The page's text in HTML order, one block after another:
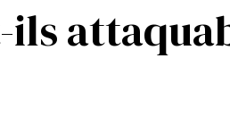
ils